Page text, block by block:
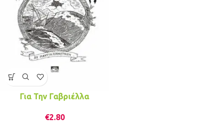
Για Την Γαβριέλλα
€2.80